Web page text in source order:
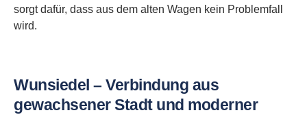
sorgt dafür, dass aus dem alten Wagen kein Problemfall
wird.
Wunsiedel – Verbindung aus
gewachsener Stadt und moderner